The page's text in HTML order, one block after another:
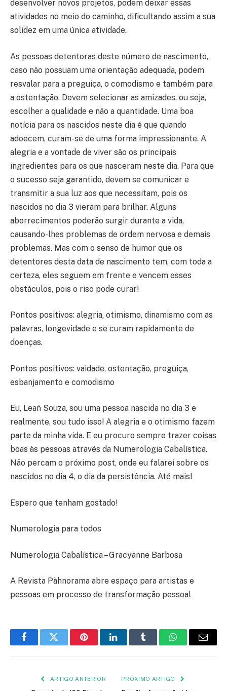
desenvolver novos projetos, podem deixar essas
atividades no meio do caminho, dificultando assim a sua
solidez em uma única atividade.
As pessoas detentoras deste número de nascimento,
caso não possuam uma orientação adequada, podem
resvalar para a preguiça, o comodismo e também para
a ostentação. Devem selecionar as amizades, ou seja,
escolher a qualidade e não a quantidade. Uma boa
notícia para os nascidos neste dia é que quando
adoecem, curam-se de uma forma impressionante. A
alegria e a vontade de viver são os principais
ingredientes para os que nasceram neste dia. Para que
o sucesso seja garantido, devem se comunicar e
transmitir a sua luz aos que necessitam, pois os
nascidos no dia 3 vieram para brilhar. Alguns
aborrecimentos poderão surgir durante a vida,
causando-lhes problemas de ordem nervosa e demais
problemas. Mas com o senso de humor que os
detentores desta data de nascimento tem, com toda a
certeza, eles seguem em frente e vencem esses
obstáculos, pois o riso pode curar!
Pontos positivos: alegria, otimismo, dinamismo com as
palavras, longevidade e se curam rapidamente de
doenças.
Pontos positivos: vaidade, ostentação, preguiça,
esbanjamento e comodismo
Eu, Leañ Souza, sou uma pessoa nascida no dia 3 e
realmente, sou tudo isso! A alegria e o otimismo fazem
parte da minha vida. E eu procuro sempre trazer coisas
boas às pessoas através da Numerologia Cabalística.
Não percam o próximo post, onde eu falarei sobre os
nascidos no dia 4, o dia da persistência. Até mais!
Espero que tenham gostado!
Numerologia para todos
Numerologia Cabalística – Gracyanne Barbosa
A Revista Pàhnorama abre espaço para artistas e
pessoas em processo de transformação pessoal
FacebookTwitter PinterestLinkedInTumblr WhatsApp
E-
ARTIGO ANTERIOR PRÓXIMO ARTIGO